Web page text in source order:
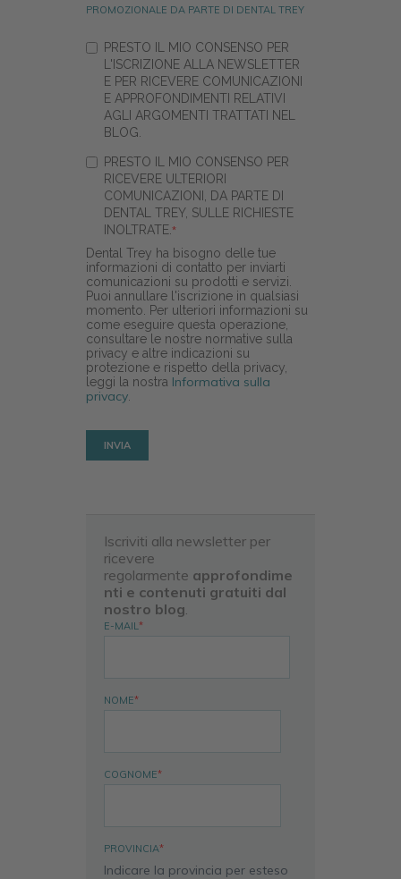
PROMOZIONALE DA PARTE DI DENTAL TREY
PRESTO IL MIO CONSENSO PER
L'ISCRIZIONE ALLA NEWSLETTER
E PER RICEVERE COMUNICAZIONI
E APPROFONDIMENTI RELATIVI
AGLI ARGOMENTI TRATTATI NEL
BLOG.
PRESTO IL MIO CONSENSO PER
RICEVERE ULTERIORI
COMUNICAZIONI, DA PARTE DI
DENTAL TREY, SULLE RICHIESTE
INOLTRATE. *
Dental Trey ha bisogno delle tue
informazioni di contatto per inviarti
comunicazioni su prodotti e servizi.
Puoi annullare l'iscrizione in qualsiasi
momento. Per ulteriori informazioni su
come eseguire questa operazione,
consultare le nostre normative sulla
privacy e altre indicazioni su
protezione e rispetto della privacy,
leggi la nostra Informativa sulla
privacy.
Iscriviti alla newsletter per
ricevere
regolarmente approfondime
nti e contenuti gratuiti dal
nostro blog
E-MAIL*
NOME*
COGNOME*
PROVINCIA*
Indicare la provincia per esteso